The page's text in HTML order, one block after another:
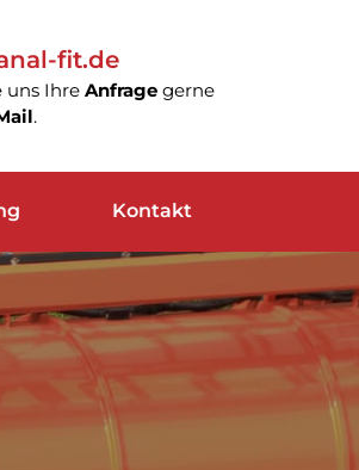
fit.de
uns Ihre Anfragegerne
.
Kontakt